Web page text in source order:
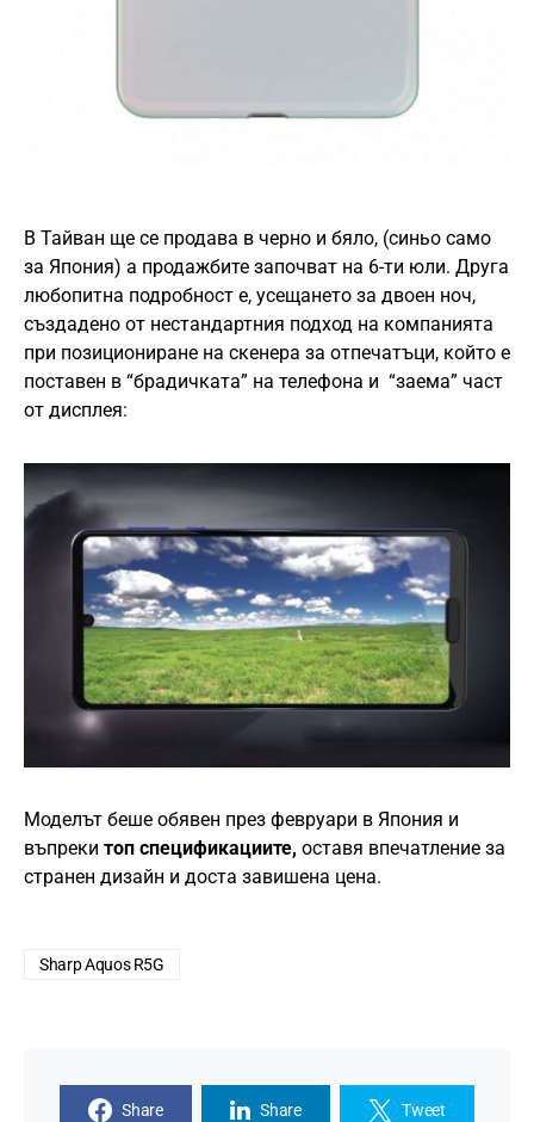
В Тайван ще се продава в черно и бяло, (синьо само
за Япония) а продажбите започват на 6-ти юли. Друга
любопитна подробност е, усещането за двоен ноч,
създадено от нестандартния подход на компанията
при позициониране на скенера за отпечатъци, който е
поставен в “брадичката” на телефона и “заема” част
от дисплея:
Моделът беше обявен през февруари в Япония и
въпреки топ спецификациите, оставя впечатление за
странен дизайн и доста завишена цена.
Sharp Aquos R5G
Share Share Tweet